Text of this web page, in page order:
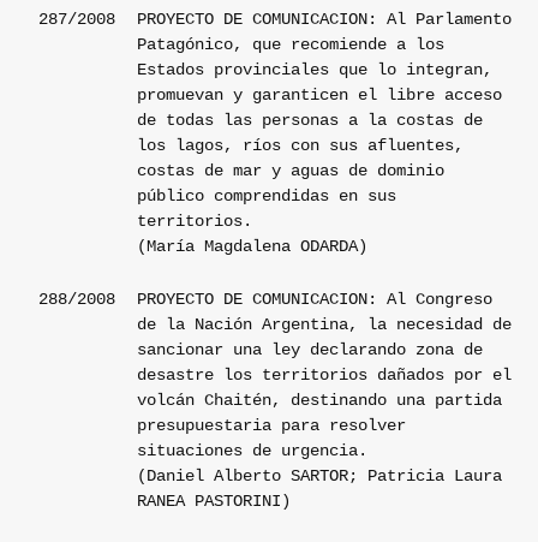
287/2008
PROYECTO DE COMUNICACION: Al Parlamento
Patagónico, que recomiende a los
Estados provinciales que lo integran,
promuevan y garanticen el libre acceso
de todas las personas a la costas de
los lagos, ríos con sus afluentes,
costas de mar y aguas de dominio
público comprendidas en sus
territorios.
(María Magdalena ODARDA)
288/2008
PROYECTO DE COMUNICACION: Al Congreso
de la Nación Argentina, la necesidad de
sancionar una ley declarando zona de
desastre los territorios dañados por el
volcán Chaitén, destinando una partida
presupuestaria para resolver
situaciones de urgencia.
(Daniel Alberto SARTOR; Patricia Laura
RANEA PASTORINI)